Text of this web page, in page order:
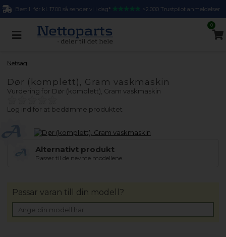
Bestill før kl. 17.00 så sender vi i dag* >2.000 Trustpilot anmeldelser
0
Netsag
Dør (komplett), Gram vaskmaskin
Vurdering for Dør (komplett), Gram vaskmaskin
Log ind for at bedømme produktet
Alternativt produkt
Passer til de nevnte modellene.
Passar varan till din modell?